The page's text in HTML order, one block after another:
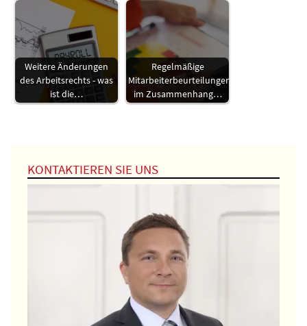
Weitere Änderungen
des Arbeitsrechts - was
ist die…
Regelmäßige
Mitarbeiterbeurteilungen
im Zusammenhang…
KONTAKTIEREN SIE UNS